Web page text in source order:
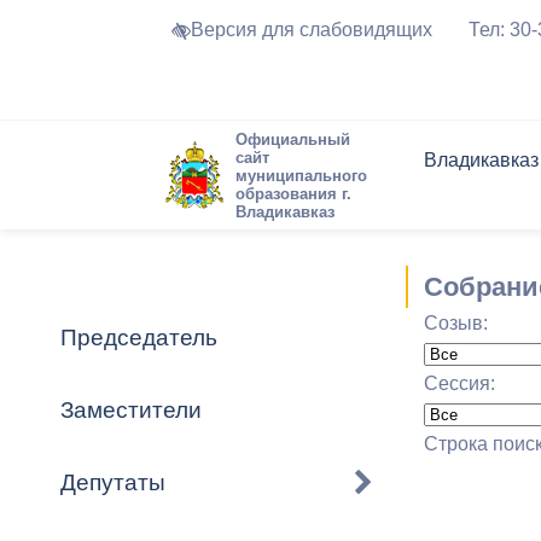
Версия для слабовидящих Тел:
Официальный
сайт
муниципального
образования г.
Владикавказ
Владикавказ
Устав
Города-
Торги и
Программа
Формы
Обратная
Комиссии
График
Новостная
Актуально
Председатель
Заместители
Депутаты
Созыв:
Сессия:
Строка